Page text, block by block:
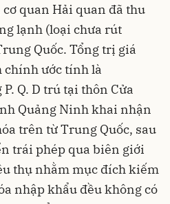
quan Hải quan đã thu
lạnh (loại chưa rút
Quốc. Tổng trị giá
chính ước tính là
Q. D trú tại thôn Cửa
Quảng Ninh khai nhận
trên từ Trung Quốc, sau
trái phép qua biên giới
thụ nhằm mục đích kiếm
nhập khẩu đều không có